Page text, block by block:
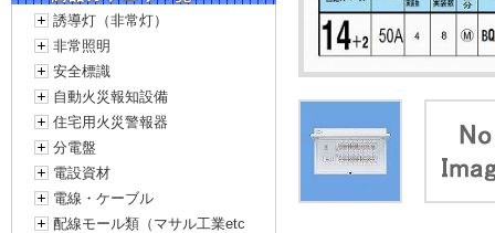
誘導灯（非常灯）
非常照明
安全標識
自動火災報知設備
住宅用火災警報器
分電盤
電設資材
電線・ケーブル
配線モール類（マサル工業etc